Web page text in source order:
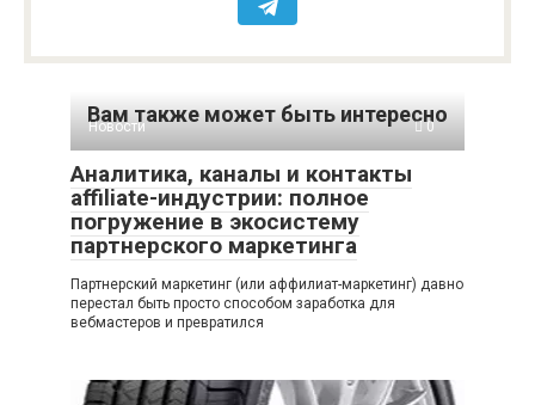
Вам также может быть интересно
Новости 0
Аналитика, каналы и контакты
affiliate-индустрии: полное
погружение в экосистему
партнерского маркетинга
Партнерский маркетинг (или аффилиат-маркетинг) давно
перестал быть просто способом заработка для
вебмастеров и превратился